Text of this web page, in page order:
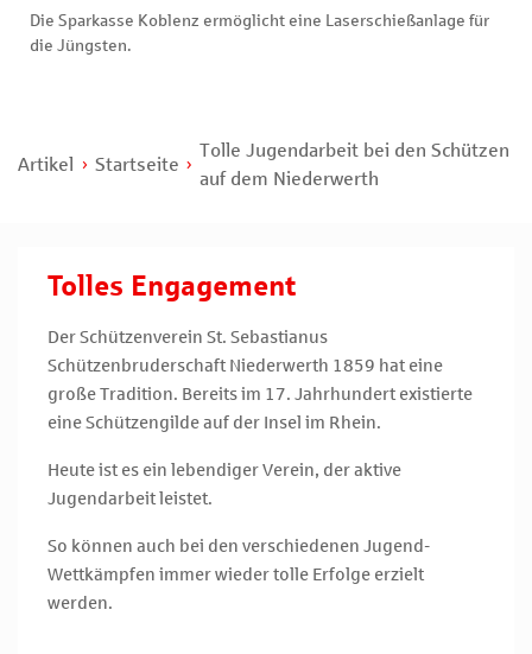
Die Sparkasse Koblenz ermöglicht eine Laserschießanlage für
die Jüngsten.
Artikel Startseite
Tolle Jugendarbeit bei den Schützen
auf dem Niederwerth
Tolles Engagement
Der Schützenverein St. Sebastianus
Schützenbruderschaft Niederwerth 1859 hat eine
große Tradition. Bereits im 17. Jahrhundert existierte
eine Schützengilde auf der Insel im Rhein.
Heute ist es ein lebendiger Verein, der aktive
Jugendarbeit leistet.
So können auch bei den verschiedenen Jugend-
Wettkämpfen immer wieder tolle Erfolge erzielt
werden.